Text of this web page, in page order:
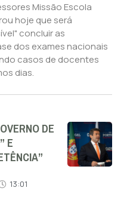
Missão Escola
hoje que será
concluir as
dos exames nacionais
casos de docentes
dias.
DE
E
13:01